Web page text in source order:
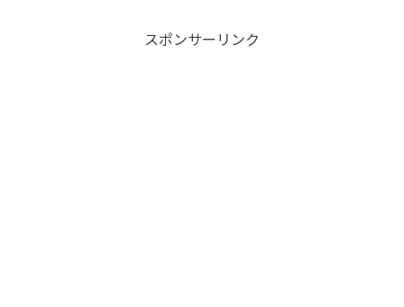
スポンサーリンク